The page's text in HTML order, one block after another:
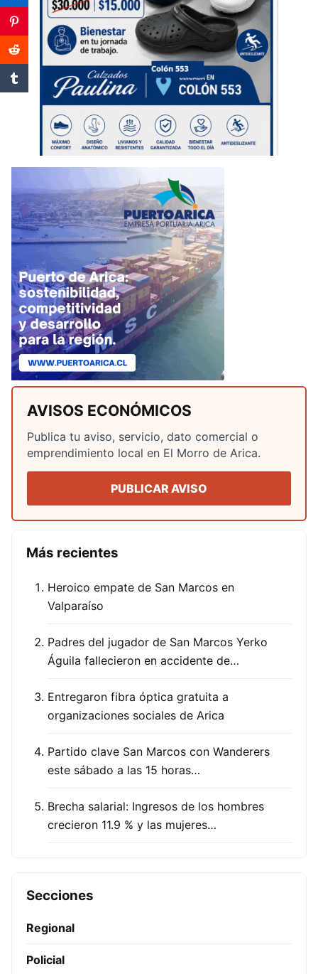
AVISOS ECONÓMICOS
Publica tu aviso, servicio, dato comercial o
emprendimiento local en El Morro de Arica.
PUBLICAR AVISO
Más recientes
Heroico empate de San Marcos en
Valparaíso
Padres del jugador de San Marcos Yerko
Águila fallecieron en accidente de…
Entregaron fibra óptica gratuita a
organizaciones sociales de Arica
Partido clave San Marcos con Wanderers
este sábado a las 15 horas…
Brecha salarial: Ingresos de los hombres
crecieron 11.9 % y las mujeres…
Secciones
Regional
Policial